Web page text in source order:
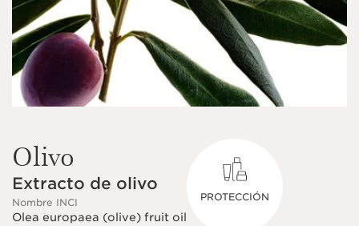
Olivo
Extracto de olivo
Nombre INCI
Olea europaea (olive) fruit oil
PROTECCIÓN